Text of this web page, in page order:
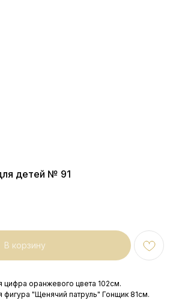
детей № 91
В корзину
оранжевого цвета 102см.
"Щенячий патруль" Гонщик 81см.